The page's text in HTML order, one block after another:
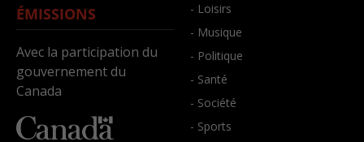
ÉMISSIONS
Avec la participation du
gouvernement du
Canada
- Loisirs
- Musique
- Politique
- Santé
- Société
- Sports